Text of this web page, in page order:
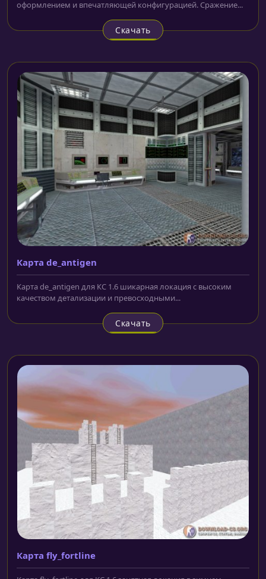
оформлением и впечатляющей конфигурацией. Сражение...
Скачать
Карта de_antigen
Карта de_antigen для КС 1.6 шикарная локация с высоким
качеством детализации и превосходными...
Скачать
Карта fly_fortline